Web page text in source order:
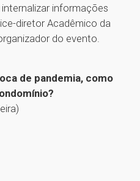
informações
diretor Acadêmico da
do evento.
de pandemia, como